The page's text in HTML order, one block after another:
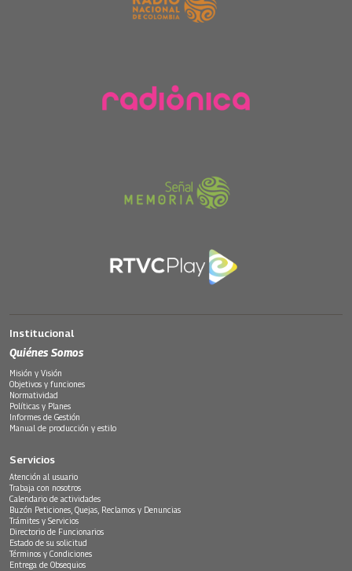
Institucional
Quiénes Somos
Misión y Visión
Objetivos y funciones
Normatividad
Políticas y Planes
Informes de Gestión
Manual de producción y estilo
Servicios
Atención al usuario
Trabaja con nosotros
Calendario de actividades
Buzón Peticiones, Quejas, Reclamos y Denuncias
Trámites y Servicios
Directorio de Funcionarios
Estado de su solicitud
Términos y Condiciones
Entrega de Obsequios